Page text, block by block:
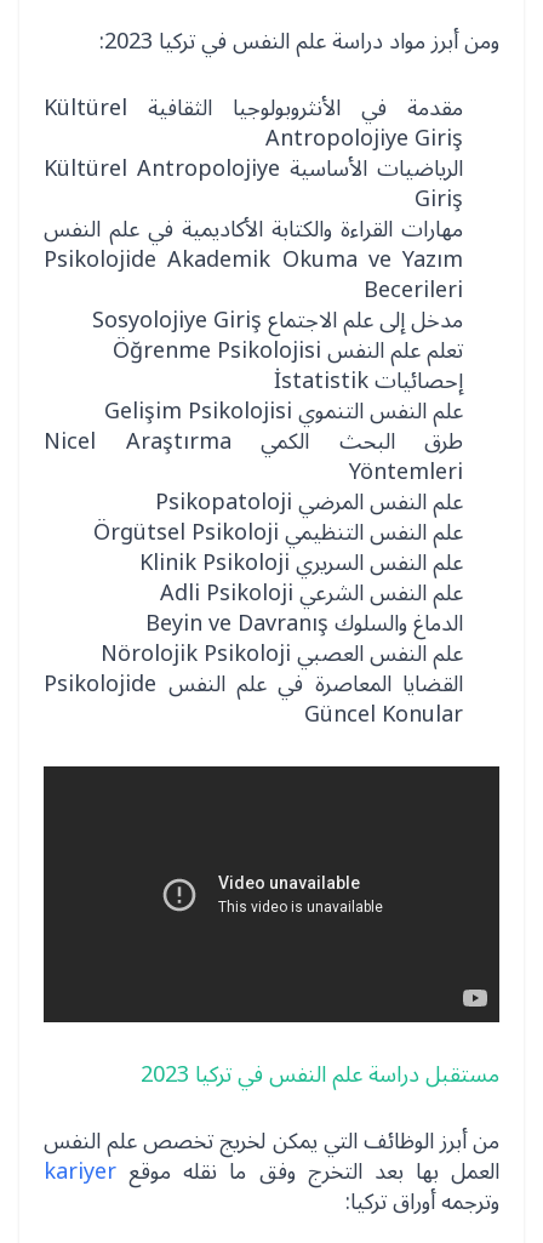
ومن أبرز مواد دراسة علم النفس في تركيا 2023:
مقدمة في الأنثروبولوجيا الثقافية Kültürel
Antropolojiye Giriş
الرياضيات الأساسية Kültürel Antropolojiye
Giriş
مهارات القراءة والكتابة الأكاديمية في علم النفس
Psikolojide Akademik Okuma ve Yazım
Becerileri
مدخل إلى علم الاجتماع Sosyolojiye Giriş
تعلم علم النفس Öğrenme Psikolojisi
إحصائيات İstatistik
علم النفس التنموي Gelişim Psikolojisi
طرق البحث الكمي Nicel Araştırma
Yöntemleri
علم النفس المرضي Psikopatoloji
علم النفس التنظيمي Örgütsel Psikoloji
علم النفس السريري Klinik Psikoloji
علم النفس الشرعي Adli Psikoloji
الدماغ والسلوك Beyin ve Davranış
علم النفس العصبي Nörolojik Psikoloji
القضايا المعاصرة في علم النفس Psikolojide
Güncel Konular
مستقبل دراسة علم النفس في تركيا 2023
من أبرز الوظائف التي يمكن لخريج تخصص علم النفس
العمل بها بعد التخرج وفق ما نقله موقع kariyer
وترجمه أوراق تركيا: